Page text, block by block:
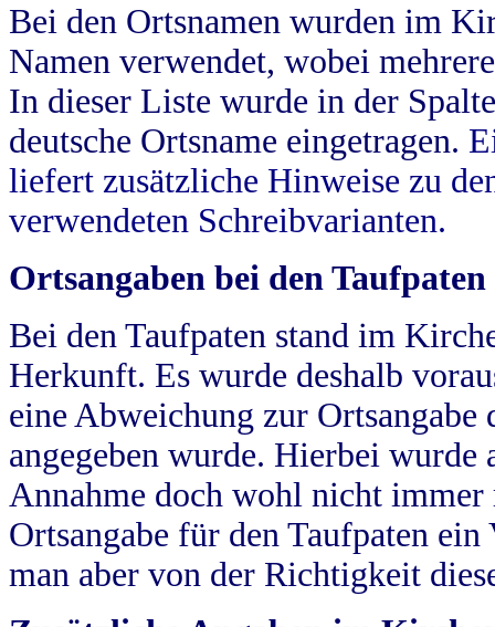
Bei den Ortsnamen wurden im
Namen verwendet, wobei
In dieser Liste wurde in der
deutsche Ortsname eingetragen.
liefert zusätzliche Hinweise zu
verwendeten Schreibvarianten.
Ortsangaben bei den Taufpaten
Bei den Taufpaten stand im
Herkunft. Es wurde deshalb
eine Abweichung zur
angegeben wurde. Hierbei wurde
Annahme doch wohl nicht
Ortsangabe für den Taufpaten
man aber von der Richtigkeit